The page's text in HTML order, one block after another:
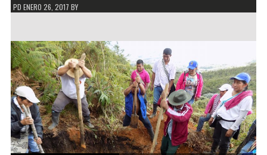
PD ENERO 26, 2017 BY